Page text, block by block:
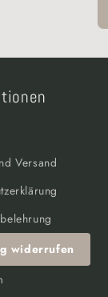
Versand
widerrufen